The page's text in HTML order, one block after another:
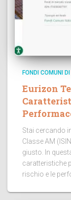
FONDI COMUNI
Eurizon
Stai cercando
Classe AM
giusto. In
caratteristiche
rischio e le